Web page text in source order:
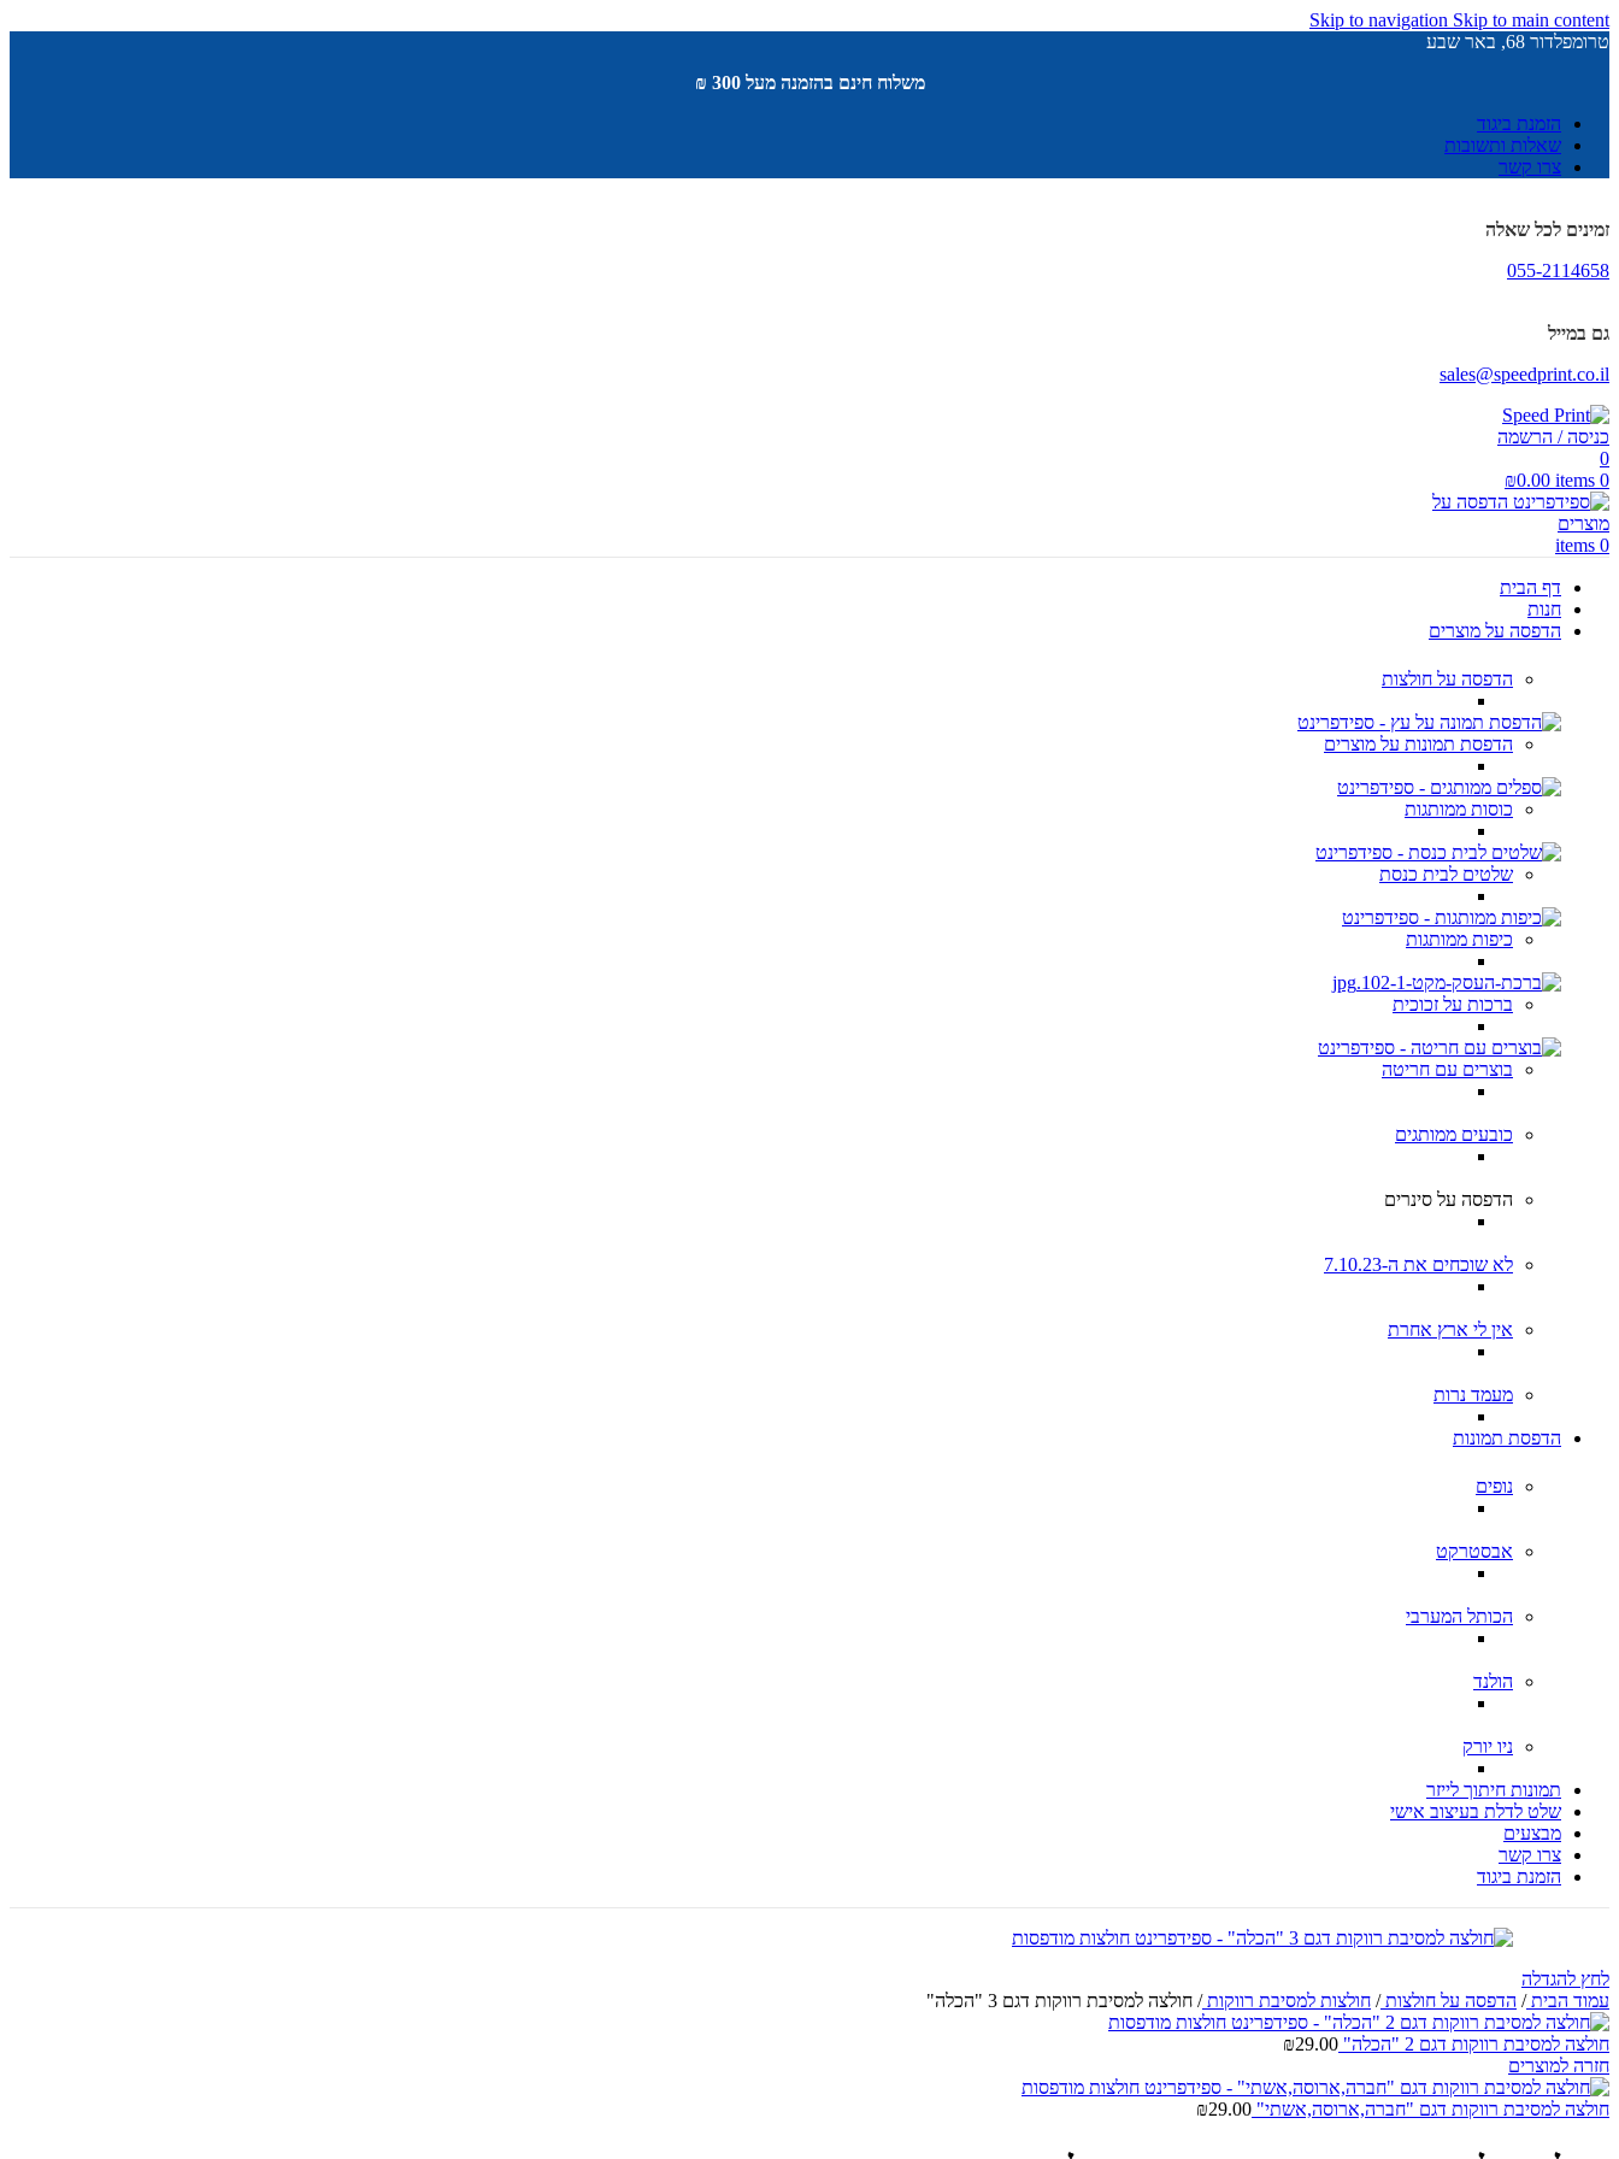
Skip to navigation Skip to main content
טרומפלדור 68, באר שבע
משלוח חינם בהזמנה מעל 300 ₪
הזמנת ביגוד
שאלות ותשובות
צרו קשר
זמינים לכל שאלה
055-2114658
גם במייל
sales@speedprint.co.il
כניסה / הרשמה
0
0
items
₪0.00
0
items
דף הבית
חנות
הדפסה על מוצרים
הדפסה על חולצות
הדפסת תמונות על מוצרים
כוסות ממותגות
שלטים לבית כנסת
כיפות ממותגות
ברכות על זכוכית
בוצרים עם חריטה
כובעים ממותגים
הדפסה על סינרים
לא שוכחים את ה-7.10.23
אין לי ארץ אחרת
מעמד נרות
הדפסת תמונות
נופים
אבסטרקט
הכותל המערבי
הולנד
ניו יורק
תמונות חיתוך לייזר
שלט לדלת בעיצוב אישי
מבצעים
צרו קשר
הזמנת ביגוד
לחץ להגדלה
עמוד הבית/ הדפסה על חולצות/ חולצות למסיבת רווקות/ חולצה למסיבת רווקות דגם 3 "הכלה"
חולצה למסיבת רווקות דגם 2 "הכלה" ₪29.00
חזרה למוצרים
חולצה למסיבת רווקות דגם "חברה,ארוסה,אשתי" ₪29.00